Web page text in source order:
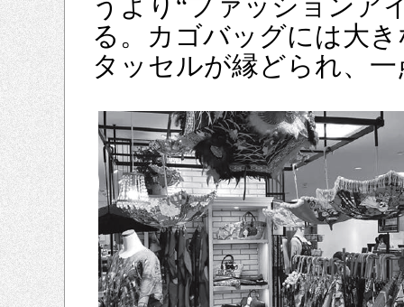
うより“ファッションア
る。カゴバッグには大
タッセルが縁どられ、